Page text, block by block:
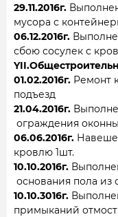
29.11.2016г.
мусора с
06.12.2016г.
сбою сосулек с
01.02.2016г. Ремонт
подъезд
21.04.2016г.
ограждения
06.06.2016г.
кровлю 1шт.
10.10.2016г.
основания пола
10.10.3016г.
примыканий